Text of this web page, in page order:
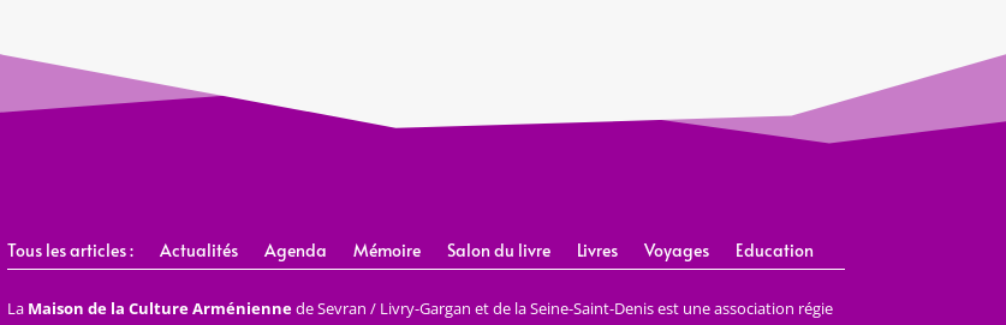
Tous les articles : Actualités Agenda Mémoire Salon du livre Livres Voyages Education
La Maison de la Culture Arméniennede Sevran / Livry-Gargan et de la Seine-Saint-Denis est une association régie